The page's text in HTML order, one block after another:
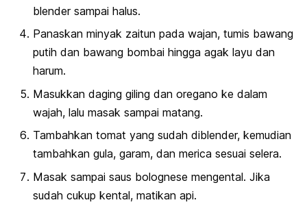
blender sampai halus.
Panaskan minyak zaitun pada wajan, tumis bawang
putih dan bawang bombai hingga agak layu dan
harum.
Masukkan daging giling dan oregano ke dalam
wajah, lalu masak sampai matang.
Tambahkan tomat yang sudah diblender, kemudian
tambahkan gula, garam, dan merica sesuai selera.
Masak sampai saus bolognese mengental. Jika
sudah cukup kental, matikan api.